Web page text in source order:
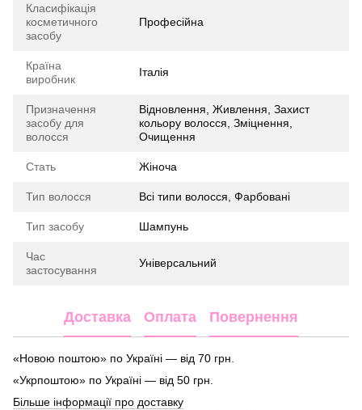
Класифікація
косметичного
засобу
Професійна
Країна
виробник
Італія
Призначення
засобу для
волосся
Відновлення, Живлення, Захист
кольору волосся, Зміцнення,
Очищення
Стать Жіноча
Тип волосся Всі типи волосся, Фарбовані
Тип засобу Шампунь
Час
застосування
Універсальний
Доставка Оплата Повернення
«Новою поштою» по Україні — від 70 грн.
«Укрпоштою» по Україні — від 50 грн.
Більше інформації про доставку